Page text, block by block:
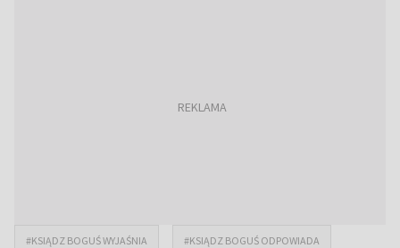
#KSIĄDZ BOGUŚ WYJAŚNIA #KSIĄDZ BOGUŚ ODPOWIADA